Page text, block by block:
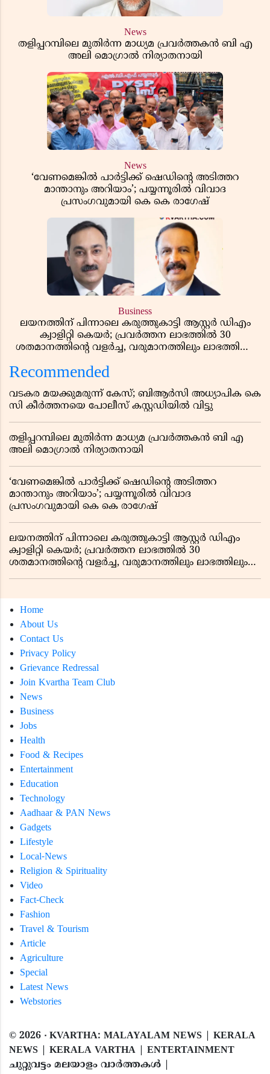
News
തളിപ്പറമ്പിലെ മുതിർന്ന മാധ്യമ പ്രവർത്തകൻ ബി എ
അലി മൊഗ്രാൽ നിര്യാതനായി
News
‘വേണമെങ്കിൽ പാർട്ടിക്ക് ഷെഡിൻ്റെ അടിത്തറ
മാന്താനും അറിയാം’; പയ്യന്നൂരിൽ വിവാദ
പ്രസംഗവുമായി കെ കെ രാഗേഷ്
Business
ലയനത്തിന് പിന്നാലെ കരുത്തുകാട്ടി ആസ്റ്റർ ഡിഎം
ക്വാളിറ്റി കെയർ; പ്രവർത്തന ലാഭത്തിൽ 30
ശതമാനത്തിൻ്റെ വളർച്ച, വരുമാനത്തിലും ലാഭത്തിലും
Recommended
വടകര മയക്കുമരുന്ന് കേസ്; ബിആർസി അധ്യാപിക കെ
സി കീർത്തനയെ പോലീസ് കസ്റ്റഡിയിൽ വിട്ടു
തളിപ്പറമ്പിലെ മുതിർന്ന മാധ്യമ പ്രവർത്തകൻ ബി എ
അലി മൊഗ്രാൽ നിര്യാതനായി
‘വേണമെങ്കിൽ പാർട്ടിക്ക് ഷെഡിൻ്റെ അടിത്തറ
മാന്താനും അറിയാം’; പയ്യന്നൂരിൽ വിവാദ
പ്രസംഗവുമായി കെ കെ രാഗേഷ്
ലയനത്തിന് പിന്നാലെ കരുത്തുകാട്ടി ആസ്റ്റർ ഡിഎം
ക്വാളിറ്റി കെയർ; പ്രവർത്തന ലാഭത്തിൽ 30
ശതമാനത്തിൻ്റെ വളർച്ച, വരുമാനത്തിലും ലാഭത്തിലും
Home
About Us
Contact Us
Privacy Policy
Grievance Redressal
Join Kvartha Team Club
News
Business
Jobs
Health
Food & Recipes
Entertainment
Education
Technology
Aadhaar & PAN News
Gadgets
Lifestyle
Local-News
Religion & Spirituality
Video
Fact-Check
Fashion
Travel & Tourism
Article
Agriculture
Special
Latest News
Webstories
© 2026 ‧ KVARTHA: MALAYALAM NEWS | KERALA
NEWS | KERALA VARTHA | ENTERTAINMENT
ചുറ്റുവട്ടം മലയാളം വാര്‍ത്തകൾ |